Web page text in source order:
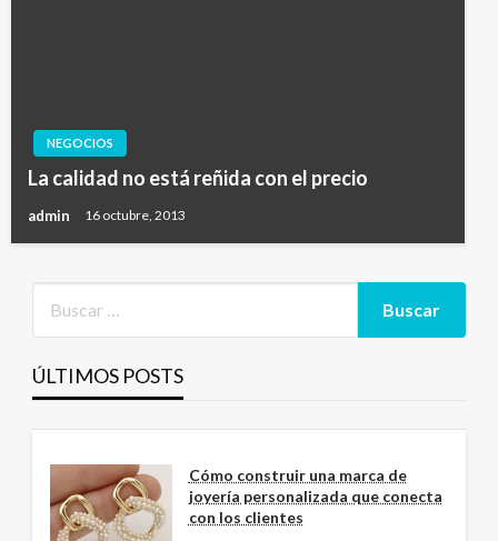
NEGOCIOS
La calidad no está reñida con el precio
admin 16 octubre, 2013
ÚLTIMOS POSTS
Cómo construir una marca de
joyería personalizada que conecta
con los clientes